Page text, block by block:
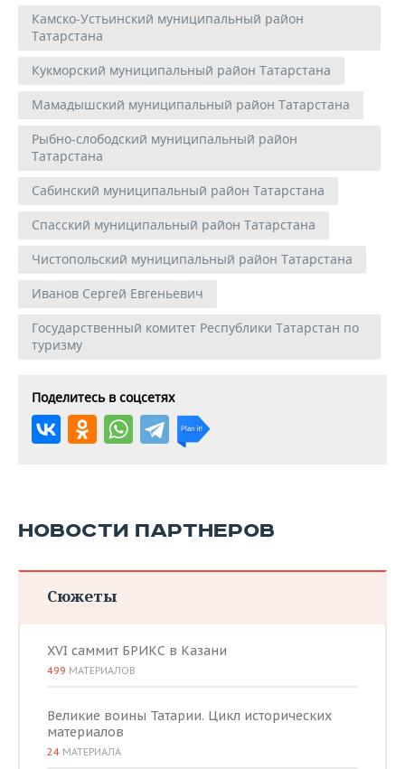
Камско-Устьинский муниципальный район
Татарстана
Кукморский муниципальный район Татарстана
Мамадышский муниципальный район Татарстана
Рыбно-слободский муниципальный район
Татарстана
Сабинский муниципальный район Татарстана
Спасский муниципальный район Татарстана
Чистопольский муниципальный район Татарстана
Иванов Сергей Евгеньевич
Государственный комитет Республики Татарстан по
туризму
Поделитесь в соцсетях
НОВОСТИ ПАРТНЕРОВ
Сюжеты
XVI саммит БРИКС в Казани
499 МАТЕРИАЛОВ
Великие воины Татарии. Цикл исторических
материалов
24 МАТЕРИАЛА